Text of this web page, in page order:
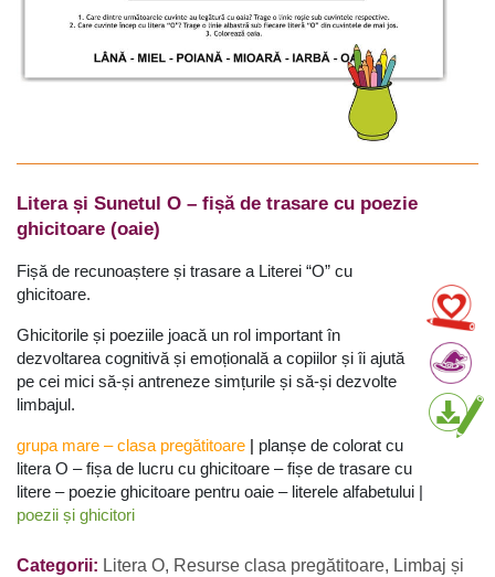
Litera și Sunetul O – fișă de trasare cu poezie
ghicitoare (oaie)
Fișă de recunoaștere și trasare a Literei “O” cu
ghicitoare.
Ghicitorile și poeziile joacă un rol important în
dezvoltarea cognitivă și emoțională a copiilor și îi ajută
pe cei mici să-și antreneze simțurile și să-și dezvolte
limbajul.
grupa mare – clasa pregătitoare | planșe de colorat cu
litera O – fișa de lucru cu ghicitoare – fișe de trasare cu
litere – poezie ghicitoare pentru oaie – literele alfabetului |
poezii și ghicitori
Categorii: Litera O, Resurse clasa pregătitoare, Limbaj și